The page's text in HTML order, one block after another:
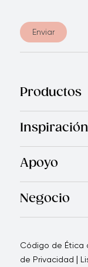
Enviar
Productos
Mas Vendidos
Inspiración
RecetasBlog
Apoyo
Garantía
Negocio
Por qué
Código de Ética
de Privacidad |